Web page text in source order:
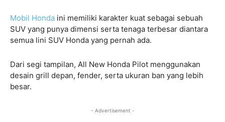
Mobil Honda ini memiliki karakter kuat sebagai sebuah
SUV yang punya dimensi serta tenaga terbesar diantara
semua lini SUV Honda yang pernah ada.
Dari segi tampilan, All New Honda Pilot menggunakan
desain grill depan, fender, serta ukuran ban yang lebih
besar.
- Advertisement -